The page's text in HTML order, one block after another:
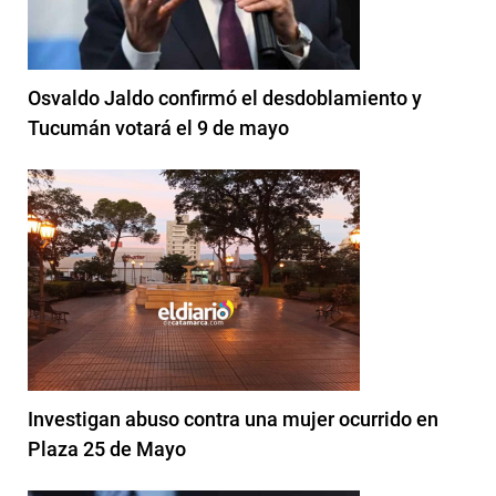
Osvaldo Jaldo confirmó el desdoblamiento y
Tucumán votará el 9 de mayo
Investigan abuso contra una mujer ocurrido en
Plaza 25 de Mayo